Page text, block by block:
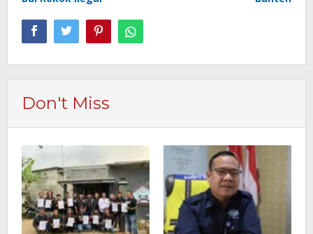
Don't Miss